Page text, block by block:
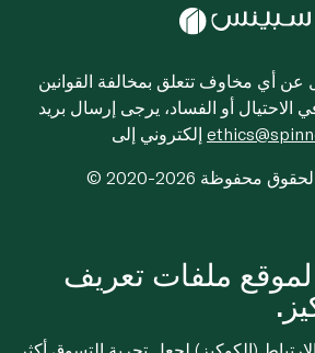
عن أي مخاوف تتعلق بمخالفة القوانين
في الاحتيال أو الفساد، يرجى إرسال بريد
كل الحقوق محفوظة
ملفات تعريف